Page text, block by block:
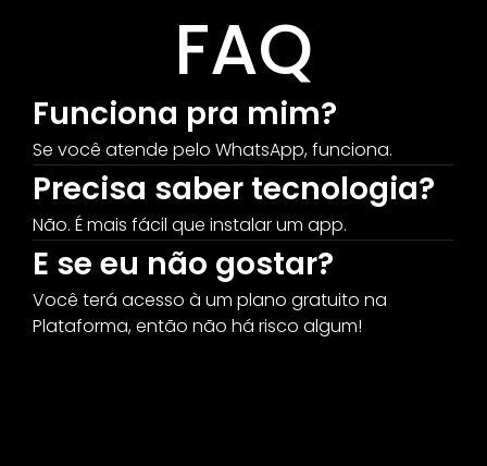
FAQ
Funciona pra mim?
Se você atende pelo WhatsApp, funciona.
Precisa saber tecnologia?
Não. É mais fácil que instalar um app.
E se eu não gostar?
Você terá acesso à um plano gratuito na
Plataforma, então não há risco algum!